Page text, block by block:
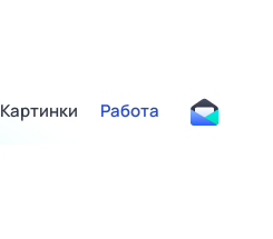
Картинки Работа